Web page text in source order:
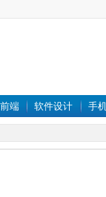
端 软件设计 手